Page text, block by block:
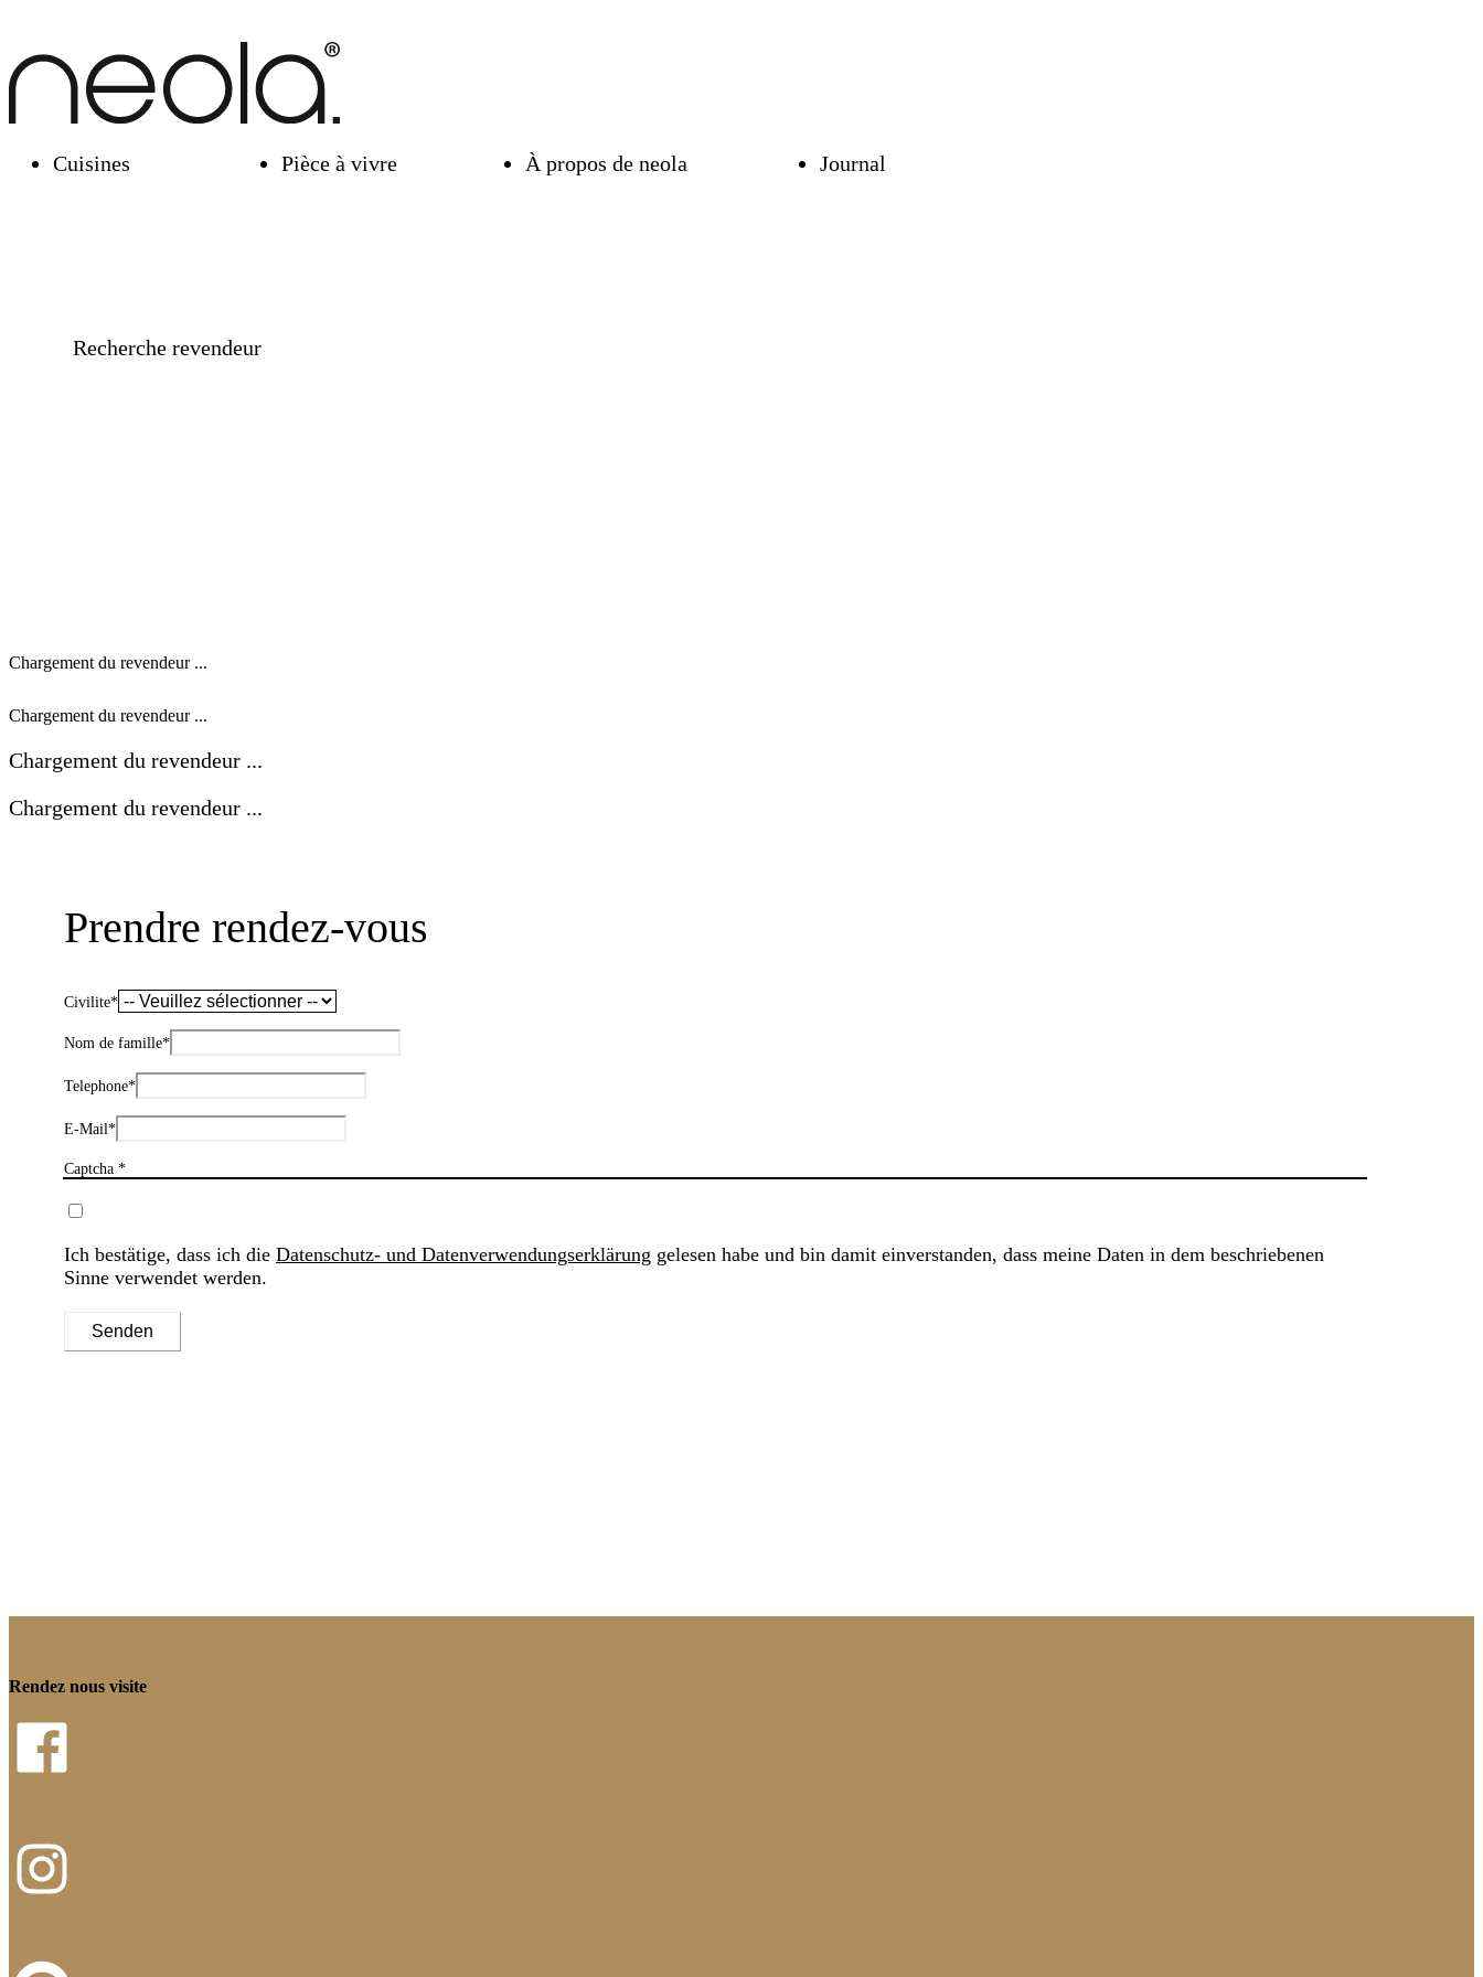
Cuisines Pièce à vivre À propos de neola Journal
Recherche revendeur
Chargement du revendeur ...
Chargement du revendeur ...
Chargement du revendeur ...
Chargement du revendeur ...
Prendre rendez-vous
Civilite*
Nom de famille*
Telephone*
E-Mail*
Captcha *
Ich bestätige, dass ich die Datenschutz- und Datenverwendungserklärung gelesen habe und bin damit einverstanden, dass meine Daten in dem beschriebenen
Sinne verwendet werden.
Senden
Rendez nous visite